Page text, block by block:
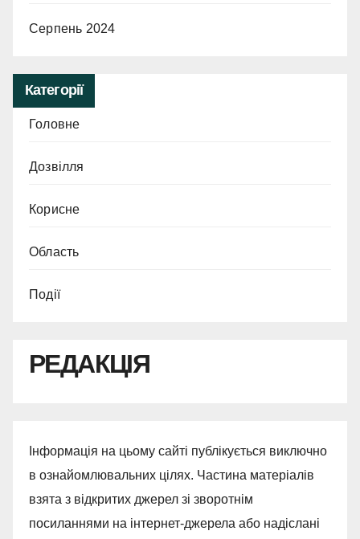
Серпень 2024
Категорії
Головне
Дозвілля
Корисне
Область
Події
РЕДАКЦІЯ
Інформація на цьому сайті публікується виключно
в ознайомлювальних цілях. Частина матеріалів
взята з відкритих джерел зі зворотнім
посиланнями на інтернет-джерела або надіслані